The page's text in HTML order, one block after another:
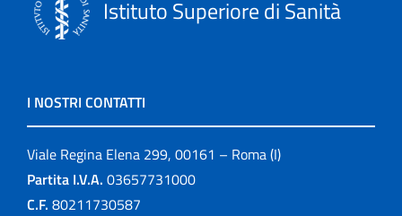
Istituto Superiore di Sanità
I NOSTRI CONTATTI
Viale Regina Elena 299, 00161 – Roma (I)
Partita I.V.A. 03657731000
C.F. 80211730587